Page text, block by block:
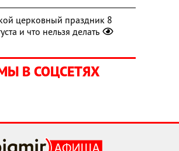
церковный праздник 8
и что нельзя делать
В СОЦСЕТЯХ